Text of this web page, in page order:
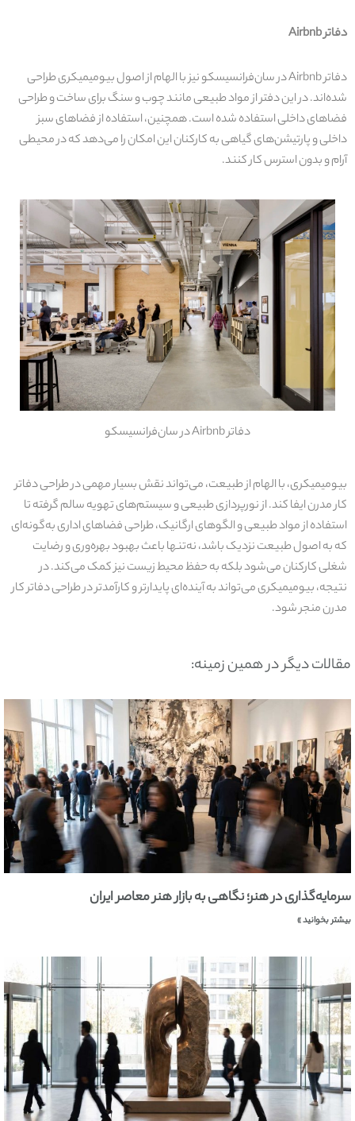
دفاترAirbnb
دفاتر Airbnb در سان‌فرانسیسکو نیز با الهام از اصول بیومیمیکری طراحی
شده‌اند. در این دفتر از مواد طبیعی مانند چوب و سنگ برای ساخت و طراحی
فضاهای داخلی استفاده شده است. همچنین، استفاده از فضاهای سبز
داخلی و پارتیشن‌های گیاهی به کارکنان این امکان را می‌دهد که در محیطی
آرام و بدون استرس کار کنند.
دفاتر Airbnb در سان‌فرانسیسکو
بیومیمیکری، با الهام از طبیعت، می‌تواند نقش بسیار مهمی در طراحی دفاتر
کار مدرن ایفا کند. از نورپردازی طبیعی و سیستم‌های تهویه سالم گرفته تا
استفاده از مواد طبیعی و الگوهای ارگانیک، طراحی فضاهای اداری به‌گونه‌ای
که به اصول طبیعت نزدیک باشد، نه‌تنها باعث بهبود بهره‌وری و رضایت
شغلی کارکنان می‌شود بلکه به حفظ محیط زیست نیز کمک می‌کند. در
نتیجه، بیومیمیکری می‌تواند به آینده‌ای پایدارتر و کارآمدتر در طراحی دفاتر کار
مدرن منجر شود.
مقالات دیگر در همین زمینه:
سرمایه‌گذاری در هنر؛ نگاهی به بازار هنر معاصر ایران
بیشتر بخوانید »